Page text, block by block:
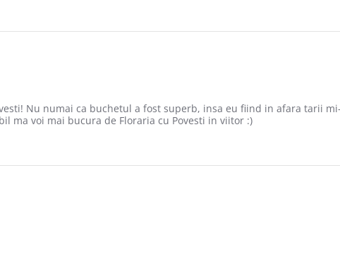
Nu numai ca buchetul a fost superb, insa eu fiind in afara tarii
ma voi mai bucura de Floraria cu Povesti in viitor :)